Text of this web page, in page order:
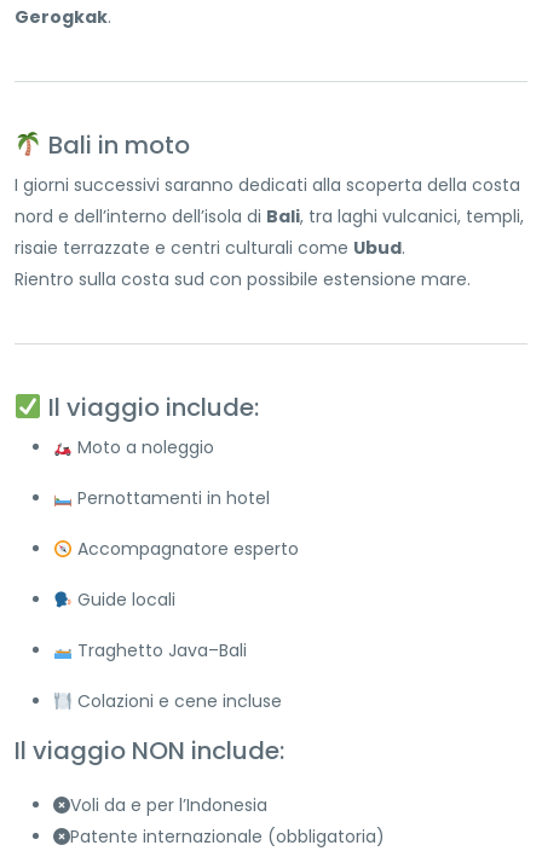
Gerogkak.
Bali in moto
I giorni successivi saranno dedicati alla scoperta della costa
nord e dell’interno dell’isola di Bali, tra laghi vulcanici, templi,
risaie terrazzate e centri culturali come Ubud.
Rientro sulla costa sud con possibile estensione mare.
Il viaggio include:
Moto a noleggio
Pernottamenti in hotel
Accompagnatore esperto
Guide locali
Traghetto Java–Bali
Colazioni e cene incluse
Il viaggio NON include:
Voli da e per l’Indonesia
Patente internazionale (obbligatoria)